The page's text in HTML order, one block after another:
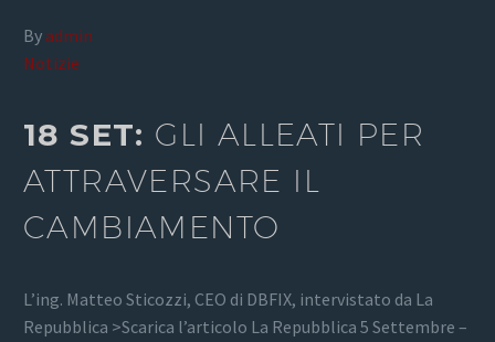
By admin
Notizie
18 SET: GLI ALLEATI PER
ATTRAVERSARE IL
CAMBIAMENTO
L’ing. Matteo Sticozzi, CEO di DBFIX, intervistato da La
Repubblica >Scarica l’articolo La Repubblica 5 Settembre –